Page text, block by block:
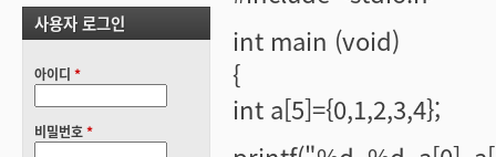
int main (void)
{
int a[5]={0,1,2,3,4};
사용자 로그인
아이디 *
비밀번호*